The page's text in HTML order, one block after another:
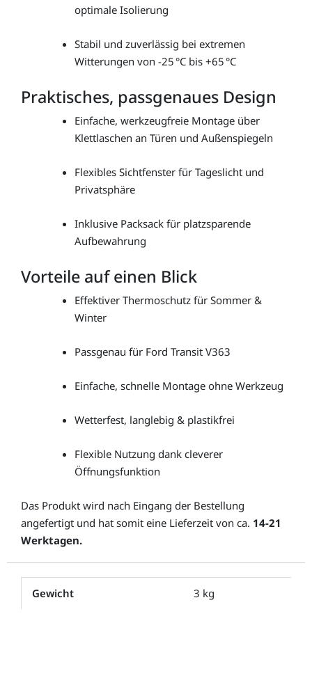
optimale Isolierung
Stabil und zuverlässig bei extremen
Witterungen von -25 °C bis +65 °C
Praktisches, passgenaues Design
Einfache, werkzeugfreie Montage über
Klettlaschen an Türen und Außenspiegeln
Flexibles Sichtfenster für Tageslicht und
Privatsphäre
Inklusive Packsack für platzsparende
Aufbewahrung
Vorteile auf einen Blick
Effektiver Thermoschutz für Sommer &
Winter
Passgenau für Ford Transit V363
Einfache, schnelle Montage ohne Werkzeug
Wetterfest, langlebig & plastikfrei
Flexible Nutzung dank cleverer
Öffnungsfunktion
Das Produkt wird nach Eingang der Bestellung
angefertigt und hat somit eine Lieferzeit von ca. 14-21
Werktagen.
Gewicht 3 kg